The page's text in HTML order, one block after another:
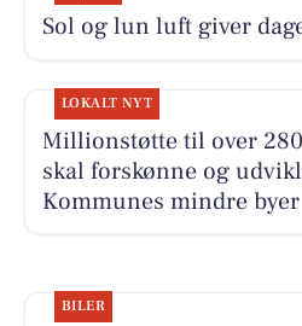
Sol og lun luft giver
LOKALT NYT
Millionstøtte til over
skal forskønne og
Kommunes mindre byer
BILER